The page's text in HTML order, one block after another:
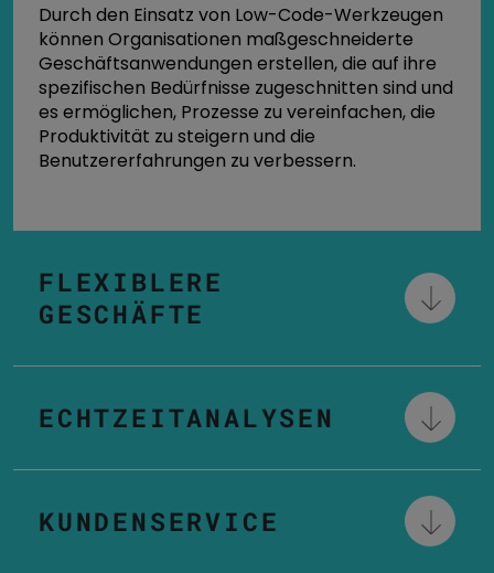
Durch den Einsatz von Low-Code-Werkzeugen
können Organisationen maßgeschneiderte
Geschäftsanwendungen erstellen, die auf ihre
spezifischen Bedürfnisse zugeschnitten sind und
es ermöglichen, Prozesse zu vereinfachen, die
Produktivität zu steigern und die
Benutzererfahrungen zu verbessern.
FLEXIBLERE
GESCHÄFTE
ECHTZEITANALYSEN
KUNDENSERVICE